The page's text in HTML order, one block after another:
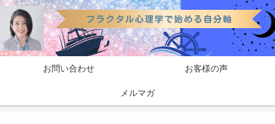
お問い合わせ お客様の声
メルマガ